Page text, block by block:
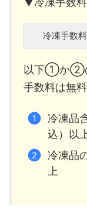
冷凍手数料
以下①か②
手数料は無
冷凍品
込）以
冷凍品
上